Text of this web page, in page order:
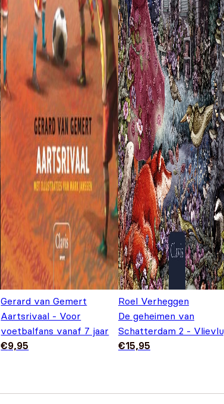
Gerard van Gemert
Aartsrivaal - Voor
voetbalfans vanaf 7 jaar
€9,95
Roel Verheggen
De geheimen van
Schatterdam 2 -
€15,95